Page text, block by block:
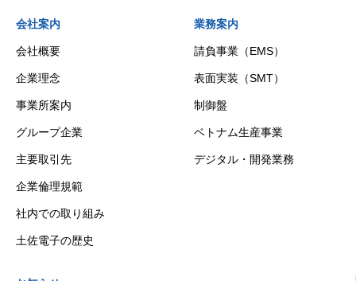
会社案内
会社概要
企業理念
事業所案内
グループ企業
主要取引先
企業倫理規範
社内での取り組み
土佐電子の歴史
業務案内
請負事業（EMS）
表面実装（SMT）
制御盤
ベトナム生産事業
デジタル・開発業務